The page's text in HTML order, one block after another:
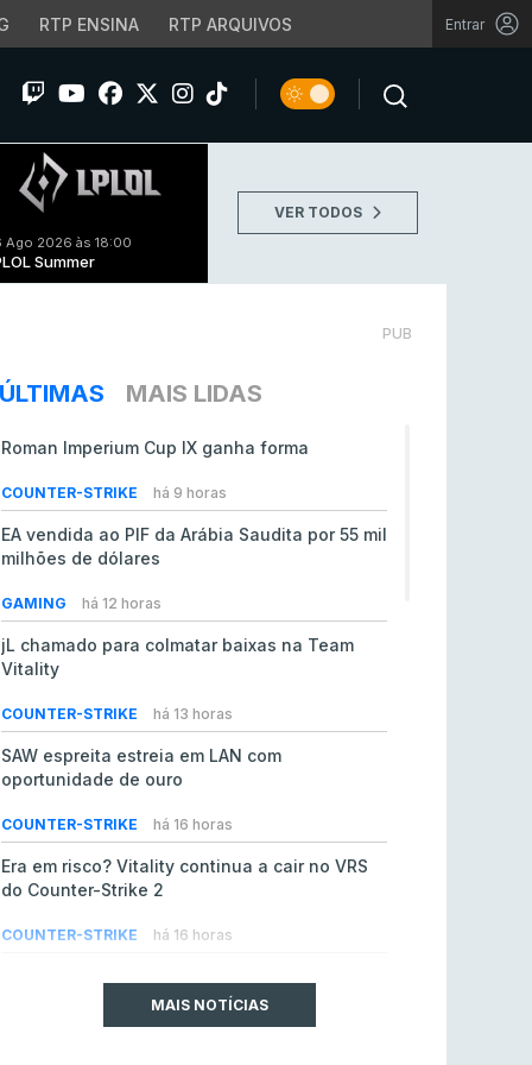
RTP ENSINA RTP ARQUIVOS Entrar
Ago 2026 às 18:00
Summer
VER TODOS
PUB
ÚLTIMAS MAIS LIDAS
Roman Imperium Cup IX ganha forma
COUNTER-STRIKE há 9 horas
EA vendida ao PIF da Arábia Saudita por 55 mil
milhões de dólares
GAMING há 12 horas
jL chamado para colmatar baixas na Team
Vitality
COUNTER-STRIKE há 13 horas
SAW espreita estreia em LAN com
oportunidade de ouro
COUNTER-STRIKE há 16 horas
Era em risco? Vitality continua a cair no VRS
do Counter-Strike 2
COUNTER-STRIKE há 16 horas
comunitários de League of Legends
MAIS NOTÍCIAS